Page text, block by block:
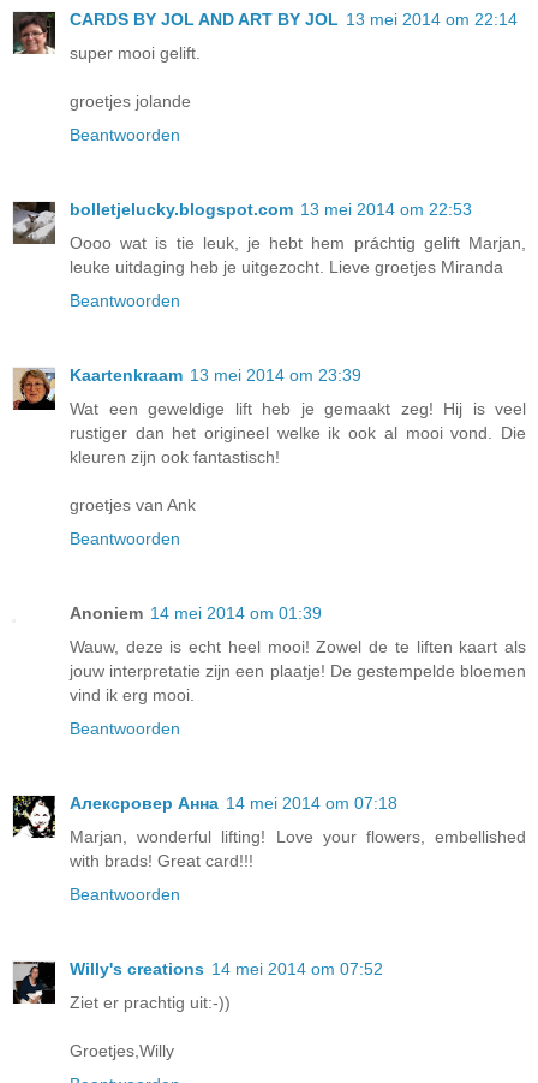
CARDS BY JOL AND ART BY JOL 13 mei 2014 om 22:14
super mooi gelift.
groetjes jolande
Beantwoorden
bolletjelucky.blogspot.com 13 mei 2014 om 22:53
Oooo wat is tie leuk, je hebt hem práchtig gelift Marjan,
leuke uitdaging heb je uitgezocht. Lieve groetjes Miranda
Beantwoorden
Kaartenkraam 13 mei 2014 om 23:39
Wat een geweldige lift heb je gemaakt zeg! Hij is veel
rustiger dan het origineel welke ik ook al mooi vond. Die
kleuren zijn ook fantastisch!
groetjes van Ank
Beantwoorden
Anoniem 14 mei 2014 om 01:39
Wauw, deze is echt heel mooi! Zowel de te liften kaart als
jouw interpretatie zijn een plaatje! De gestempelde bloemen
vind ik erg mooi.
Beantwoorden
Алексровер Анна 14 mei 2014 om 07:18
Marjan, wonderful lifting! Love your flowers, embellished
with brads! Great card!!!
Beantwoorden
Willy's creations 14 mei 2014 om 07:52
Ziet er prachtig uit:-))
Groetjes,Willy